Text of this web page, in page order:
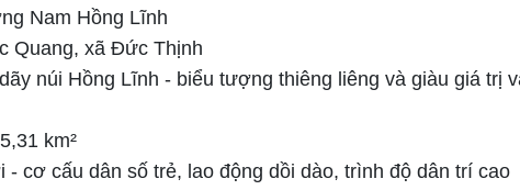
Nam Hồng Lĩnh
Quang, xã Đức Thịnh
núi Hồng Lĩnh -biểu tượng thiêng liêng và giàu giá trị
km²
-cơ cấu dân số trẻ, lao động dồi dào, trình độ dân trí cao